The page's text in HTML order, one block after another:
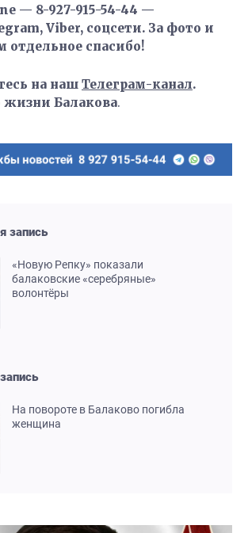
— 8-927-915-54-44 —
Viber, соцсети. За фото и
отдельное спасибо!
на наш Телеграм-канал.
жизни Балакова.
запись
«Новую Репку» показали
балаковские «серебряные»
волонтёры
На повороте в Балаково погибла
женщина